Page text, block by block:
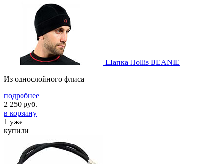
Шапка Hollis BEANIE
Из однослойного флиса
подробнее
2 250 руб.
в корзину
1 уже
купили